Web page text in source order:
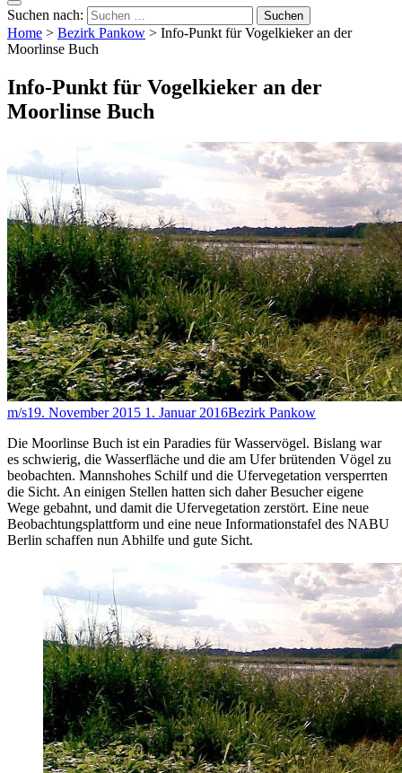
Suchen nach:
Home > Bezirk Pankow > Info-Punkt für Vogelkieker an der
Moorlinse Buch
Info-Punkt für Vogelkieker an der
Moorlinse Buch
m/s19. November 2015 1. Januar 2016Bezirk Pankow
Die Moorlinse Buch ist ein Paradies für Wasservögel. Bislang war
es schwierig, die Wasserfläche und die am Ufer brütenden Vögel zu
beobachten. Mannshohes Schilf und die Ufervegetation versperrten
die Sicht. An einigen Stellen hatten sich daher Besucher eigene
Wege gebahnt, und damit die Ufervegetation zerstört. Eine neue
Beobachtungsplattform und eine neue Informationstafel des NABU
Berlin schaffen nun Abhilfe und gute Sicht.